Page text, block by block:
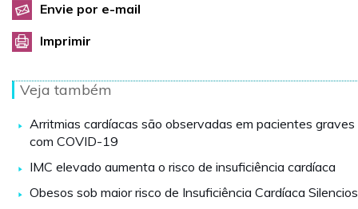
Envie por e-mail
Imprimir
Veja também
Arritmias cardíacas são observadas em pacientes graves
com COVID-19
IMC elevado aumenta o risco de insuficiência cardíaca
Obesos sob maior risco de Insuficiência Cardíaca